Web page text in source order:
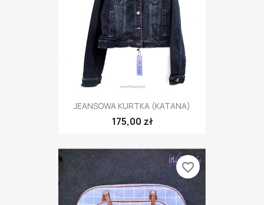
JEANSOWA KURTKA (KATANA)
175,00 zł
favorite_border